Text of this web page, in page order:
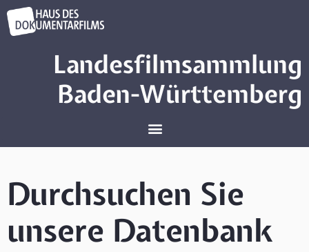
Landesfilmsammlung
Baden-Württemberg
Durchsuchen Sie
unsere Datenbank